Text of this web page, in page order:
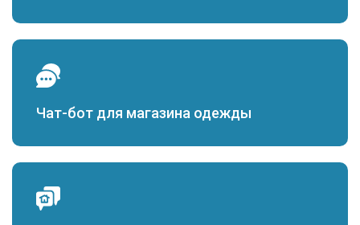
Чат-бот для магазина одежды